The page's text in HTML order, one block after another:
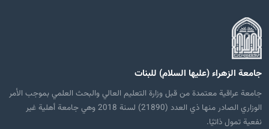
جامعة الزهراء (عليها السلام) للبنات
جامعة عراقية معتمدة من قبل وزارة التعليم العالي والبحث العلمي بموجب الأمر
الوزاري الصادر منها ذي العدد (21890) لسنة 2018 وهي جامعة أهلية غير
نفعية تمول ذاتيًا.